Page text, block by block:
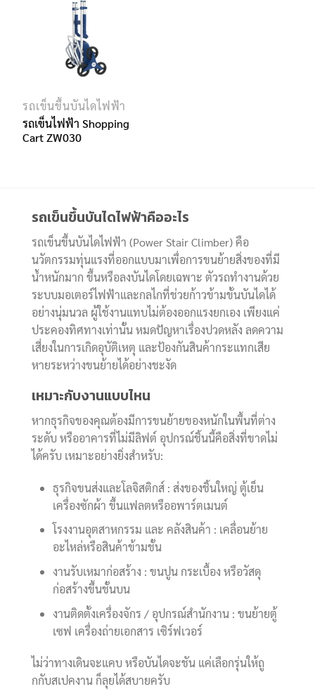
รถเข็นขึ้นบันไดไฟฟ้า
รถเข็นไฟฟ้า Shopping
Cart ZW030
รถเข็นขึ้นบันไดไฟฟ้าคืออะไร
รถเข็นขึ้นบันไดไฟฟ้า (Power Stair Climber) คือ
นวัตกรรมทุ่นแรงที่ออกแบบมาเพื่อการขนย้ายสิ่งของที่มี
น้ำหนักมาก ขึ้นหรือลงบันไดโดยเฉพาะ ตัวรถทำงานด้วย
ระบบมอเตอร์ไฟฟ้าและกลไกที่ช่วยก้าวข้ามขั้นบันไดได้
อย่างนุ่มนวล ผู้ใช้งานแทบไม่ต้องออกแรงยกเอง เพียงแค่
ประคองทิศทางเท่านั้น หมดปัญหาเรื่องปวดหลัง ลดความ
เสี่ยงในการเกิดอุบัติเหตุ และป้องกันสินค้ากระแทกเสีย
หายระหว่างขนย้ายได้อย่างชะงัด
เหมาะกับงานแบบไหน
หากธุรกิจของคุณต้องมีการขนย้ายของหนักในพื้นที่ต่าง
ระดับ หรืออาคารที่ไม่มีลิฟต์ อุปกรณ์ชิ้นนี้คือสิ่งที่ขาดไม่
ได้ครับ เหมาะอย่างยิ่งสำหรับ:
ธุรกิจขนส่งและโลจิสติกส์ : ส่งของชิ้นใหญ่ ตู้เย็น
เครื่องซักผ้า ขึ้นแฟลตหรืออพาร์ตเมนต์
โรงงานอุตสาหกรรม และ คลังสินค้า : เคลื่อนย้าย
อะไหล่หรือสินค้าข้ามชั้น
งานรับเหมาก่อสร้าง : ขนปูน กระเบื้อง หรือวัสดุ
ก่อสร้างขึ้นชั้นบน
งานติดตั้งเครื่องจักร / อุปกรณ์สำนักงาน : ขนย้ายตู้
เซฟ เครื่องถ่ายเอกสาร เซิร์ฟเวอร์
ไม่ว่าทางเดินจะแคบ หรือบันไดจะชัน แค่เลือกรุ่นให้ถู
กกับสเปคงาน ก็ลุยได้สบายครับ